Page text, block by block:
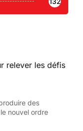
relever les défis
des
nouvel ordre